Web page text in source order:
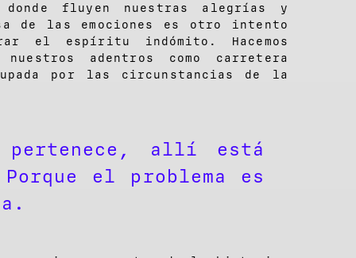
fluyen nuestras alegrías y
de las emociones es otro intento
el espíritu indómito. Hacemos
adentros como carretera
por las circunstancias de la
allí está
el problema es